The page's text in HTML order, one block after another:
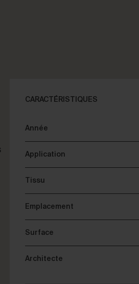
Demandez
CARACTÉRISTIQUES
Année
Application
Tissu
Emplacement
Surface
Architecte